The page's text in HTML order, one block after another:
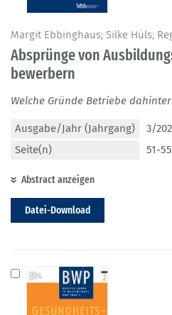
Margit Ebbinghaus; Silke Hüls;
Absprünge von
bewerbern
Welche Gründe Betriebe
Ausgabe/Jahr (Jahrgang)
3/
Seite(n)
51-55
Abstract anzeigen
Datei-Download